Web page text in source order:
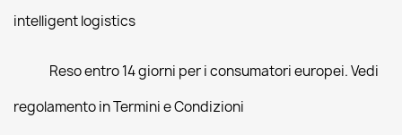
intelligent logistics
Reso entro 14 giorni per i consumatori europei. Vedi
regolamento in Termini e Condizioni